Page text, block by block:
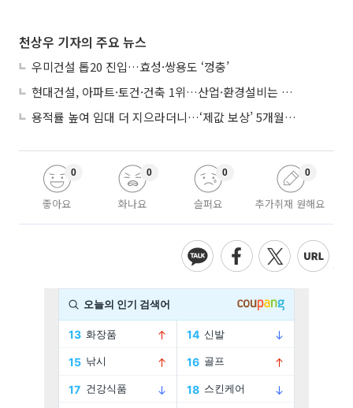
천상우 기자의 주요 뉴스
우미건설 톱20 진입…효성·쌍용도 ‘껑충’
현대건설, 아파트·토건·건축 1위…산업·환경설비는 삼성E&A
용적률 높여 임대 더 지으라더니…‘제값 보상’ 5개월째 국회에 발목
좋아요
0
화나요
0
슬퍼요
0
추가취재 원해요
0